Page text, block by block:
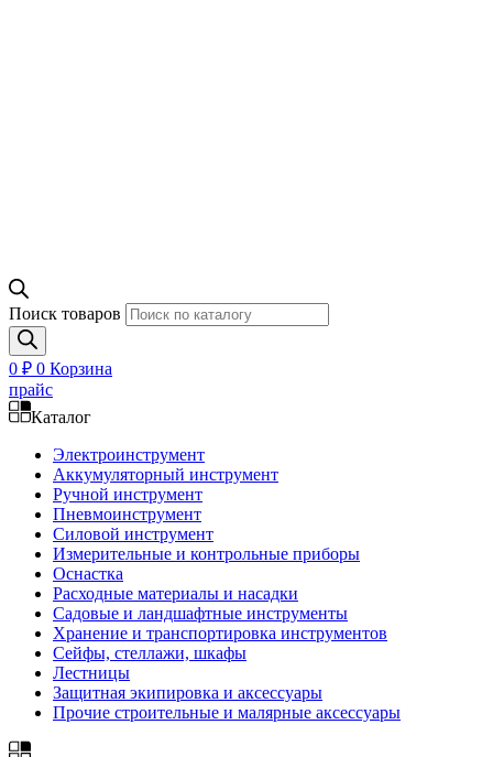
Поиск товаров
0 ₽ 0 Корзина
прайс
Каталог
Электроинструмент
Аккумуляторный инструмент
Ручной инструмент
Пневмоинструмент
Силовой инструмент
Измерительные и контрольные приборы
Оснастка
Расходные материалы и насадки
Садовые и ландшафтные инструменты
Хранение и транспортировка инструментов
Сейфы, стеллажи, шкафы
Лестницы
Защитная экипировка и аксессуары
Прочие строительные и малярные аксессуары